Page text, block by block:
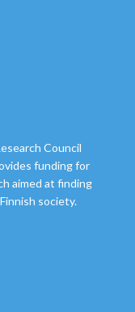
Council
funding for
aimed at finding
society.